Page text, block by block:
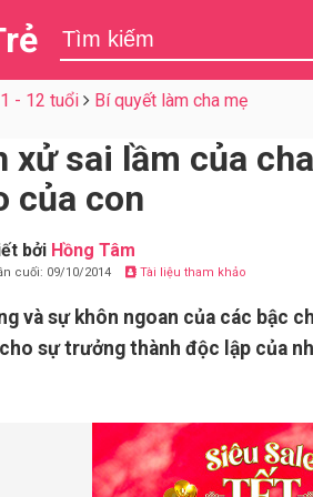
- 12 tuổi Bí quyết làm cha mẹ
xử sai lầm của
của con
bởi Hồng Tâm
cuối: 09/10/2014 Tài liệu tham khảo
và sự khôn ngoan của các bậc
sự trưởng thành độc lập của